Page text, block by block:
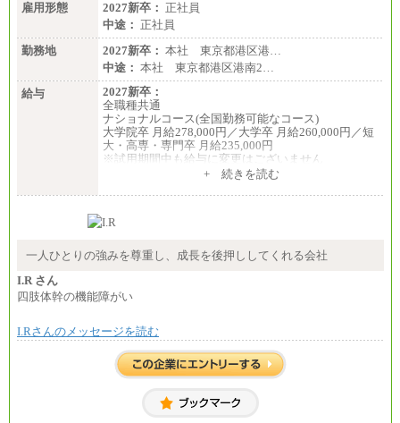
雇用形態
2027新卒： 正社員
中途： 正社員
勤務地
2027新卒： 本社 東京都港区港…
中途： 本社 東京都港区港南2…
給与
2027新卒：
全職種共通
ナショナルコース(全国勤務可能なコース)
大学院卒 月給278,000円／大学卒 月給260,000円／短
大・高専・専門卒 月給235,000円
※試用期間中も給与に変更はございません
大学院卒 月給264,000円／大学卒 月給250,000円／短
※試用期間中も給与に変更はございません
月給：250,000円～400,000円
+ 続きを読む
一人ひとりの強みを尊重し、成長を後押ししてくれる会社
I.R さん
四肢体幹の機能障がい
I.Rさんのメッセージを読む